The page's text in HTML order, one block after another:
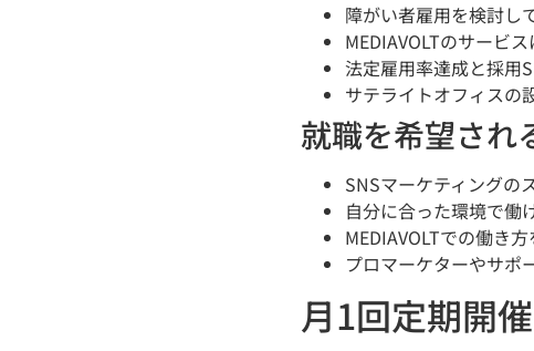
障がい者雇用を検討し
MEDIAVOLTのサービ
法定雇用率達成と採用
サテライトオフィスの
就職を希望され
SNSマーケティングの
自分に合った環境で働
MEDIAVOLTでの働き
プロマーケターやサポ
月1回定期開催